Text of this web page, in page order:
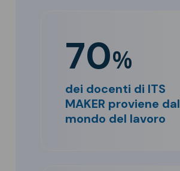
70%
dei docenti di ITS
MAKER proviene dal
mondo del lavoro